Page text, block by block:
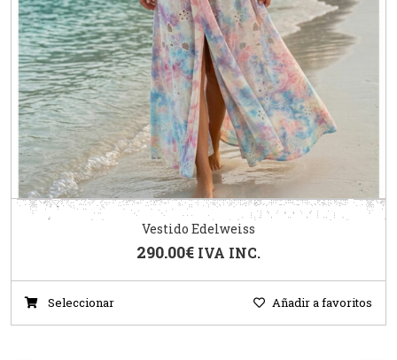
Vestido Edelweiss
290.00€ IVA INC.
Seleccionar Añadir a favoritos